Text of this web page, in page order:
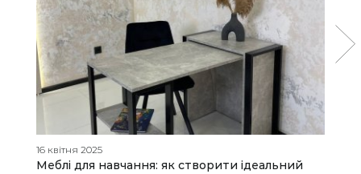
16 квітня 2025
Меблі для навчання: як створити ідеальний